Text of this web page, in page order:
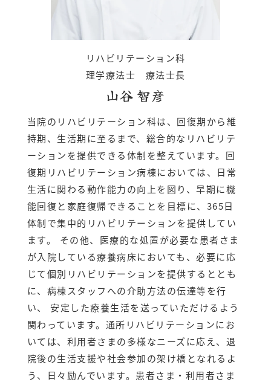
当院のリハビリテーション科は、回復期から維
持期、生活期に至るまで、総合的なリハビリテ
ーションを提供できる体制を整えています。回
復期リハビリテーション病棟においては、日常
生活に関わる動作能力の向上を図り、早期に機
能回復と家庭復帰できることを目標に、365日
体制で集中的リハビリテーションを提供してい
ます。 その他、医療的な処置が必要な患者さま
が入院している療養病床においても、必要に応
じて個別リハビリテーションを提供するととも
に、病棟スタッフへの介助方法の伝達等を行
い、 安定した療養生活を送っていただけるよう
関わっています。通所リハビリテーションにお
いては、利用者さまの多様なニーズに応え、退
院後の生活支援や社会参加の架け橋となれるよ
う、日々励んでいます。患者さま・利用者さま
リハビリテーション科
理学療法士 療法士長
山谷 智彦